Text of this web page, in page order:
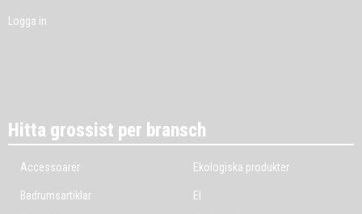
Logga in
Hitta grossist per bransch
Accessoarer
Badrumsartiklar
Ekologiska produkter
El